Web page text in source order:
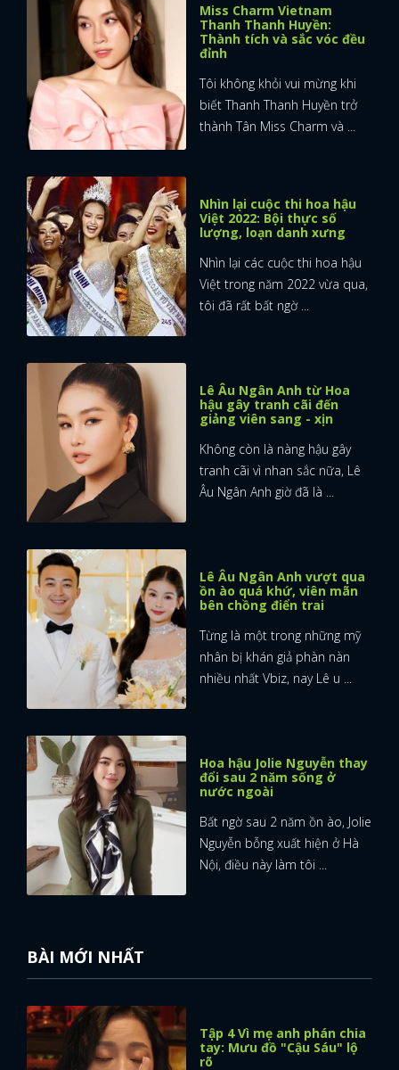
Miss Charm Vietnam
Thanh Thanh Huyền:
Thành tích và sắc vóc đều
đỉnh
Tôi không khỏi vui mừng khi
biết Thanh Thanh Huyền trở
thành Tân Miss Charm và ...
Nhìn lại cuộc thi hoa hậu
Việt 2022: Bội thực số
lượng, loạn danh xưng
Nhìn lại các cuộc thi hoa hậu
Việt trong năm 2022 vừa qua,
tôi đã rất bất ngờ ...
Lê Âu Ngân Anh từ Hoa
hậu gây tranh cãi đến
giảng viên sang - xịn
Không còn là nàng hậu gây
tranh cãi vì nhan sắc nữa, Lê
Âu Ngân Anh giờ đã là ...
Lê Âu Ngân Anh vượt qua
ồn ào quá khứ, viên mãn
bên chồng điển trai
Từng là một trong những mỹ
nhân bị khán giả phàn nàn
nhiều nhất Vbiz, nay Lê u ...
Hoa hậu Jolie Nguyễn thay
đổi sau 2 năm sống ở
nước ngoài
Bất ngờ sau 2 năm ồn ào, Jolie
Nguyễn bỗng xuất hiện ở Hà
Nội, điều này làm tôi ...
BÀI MỚI NHẤT
Tập 4 Vì mẹ anh phán chia
tay: Mưu đồ "Cậu Sáu" lộ
rõ